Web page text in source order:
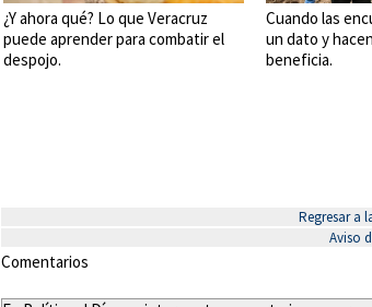
¿Y ahora qué? Lo que Veracruz
puede aprender para combatir el
despojo.
Cuando las
un dato y
beneficia.
Regresar a
Aviso
Comentarios